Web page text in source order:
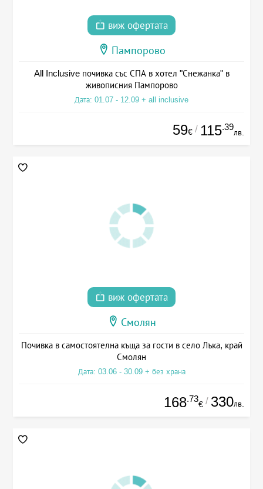
виж офертата
Пампорово
All Inclusive почивка със СПА в хотел "Снежанка" в
живописния Пампорово
Дата: 01.07 - 12.09 + all inclusive
59€ / 115.39
лв.
виж офертата
Смолян
Почивка в самостоятелна къща за гости в село Лъка, край
Смолян
Дата: 03.06 - 30.09 + без храна
168.73
€ / 330лв.